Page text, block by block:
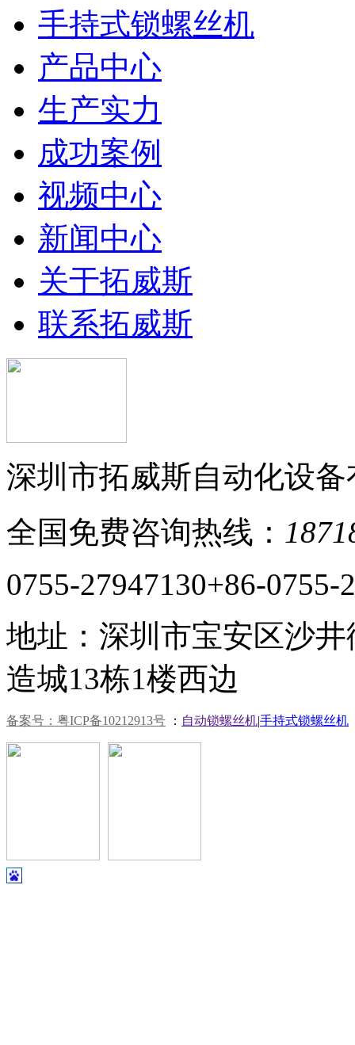
手持式锁螺丝机
产品中心
生产实力
成功案例
视频中心
新闻中心
关于拓威斯
联系拓威斯
深圳市拓威斯自动化设
全国免费咨询热线：
0755-27947130+86-0755-
地址：深圳市宝安区沙
造城13栋1楼西边
备案号：粤ICP备10212913号 ： 自动锁螺丝机|手持式锁螺丝机